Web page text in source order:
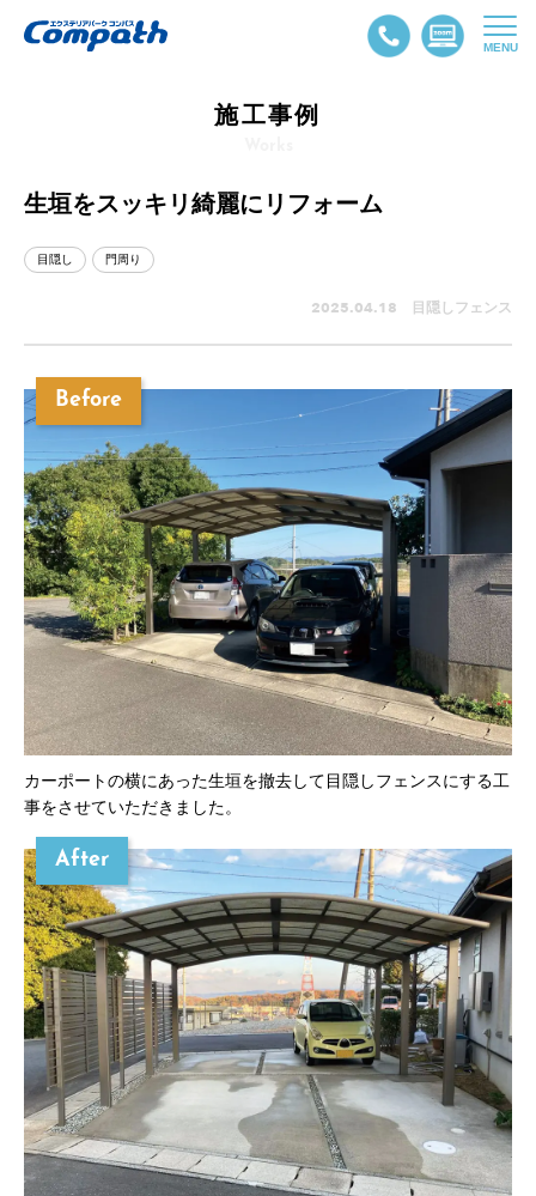
MENU
施工事例
生垣をスッキリ綺麗にリフォーム
目隠し 門周り
2025.04.18 目隠しフェンス
Before
カーポートの横にあった生垣を撤去して目隠しフェンスにする工
事をさせていただきました。
After